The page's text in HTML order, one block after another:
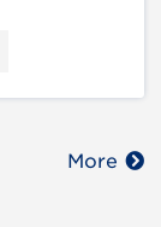
More